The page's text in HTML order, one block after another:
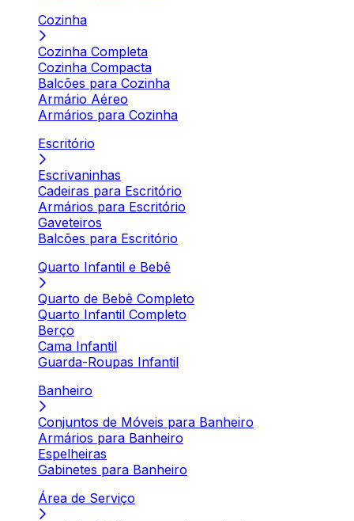
Cozinha
Cozinha Completa
Cozinha Compacta
Balcões para Cozinha
Armário Aéreo
Armários para Cozinha
Escritório
Escrivaninhas
Cadeiras para Escritório
Armários para Escritório
Gaveteiros
Balcões para Escritório
Quarto Infantil e Bebê
Quarto de Bebê Completo
Quarto Infantil Completo
Berço
Cama Infantil
Guarda-Roupas Infantil
Banheiro
Conjuntos de Móveis para Banheiro
Armários para Banheiro
Espelheiras
Gabinetes para Banheiro
Área de Serviço